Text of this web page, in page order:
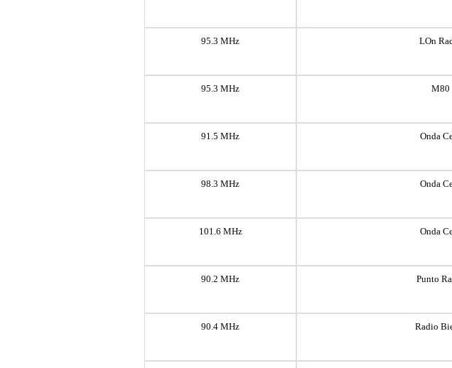
95.3 MHz LOn
95.3 MHz M80
91.5 MHz Onda
98.3 MHz Onda
101.6 MHz Onda
90.2 MHz Punto
90.4 MHz Radio